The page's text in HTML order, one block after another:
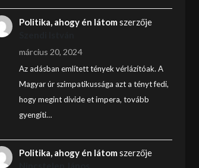
Politika, ahogy én látom szerzője
március 20, 2024
Az adásban említett tények vérlázítóak. A
Magyar úr szimpatikussága azt a tényt fedi,
hogy megint divide et impera, tovább
gyengíti…
Politika, ahogy én látom szerzője